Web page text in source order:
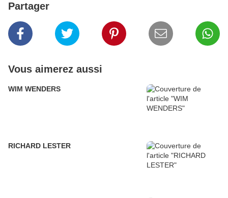
Partager
Vous aimerez aussi
WIM WENDERS
RICHARD LESTER